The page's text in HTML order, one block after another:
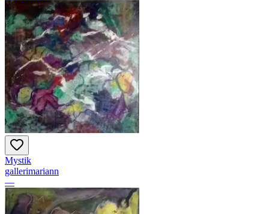
Mystik
gallerimariann
—